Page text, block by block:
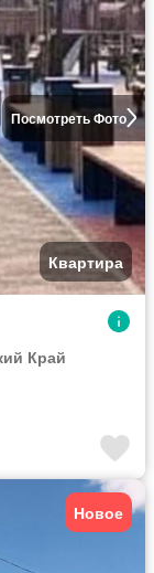
Посмотреть Фото
Квартира
Край
Новое